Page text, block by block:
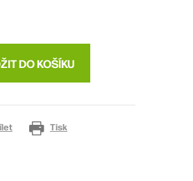
DO KOŠÍKU
Tisk